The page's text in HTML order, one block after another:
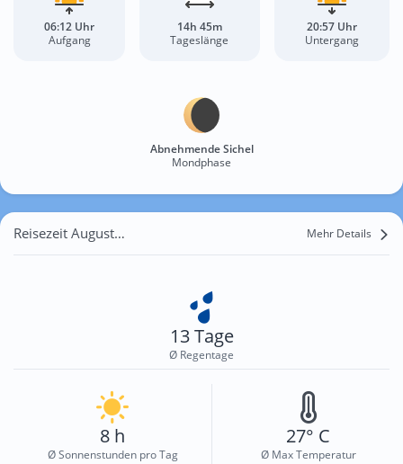
06:12 Uhr
Aufgang
14h 45m
Tageslänge
20:57 Uhr
Untergang
Abnehmende Sichel
Mondphase
Reisezeit August für Wolfisheim Mehr Details
13 Tage
Ø Regentage
8 h
Ø Sonnenstunden pro Tag
27° C
Ø Max Temperatur